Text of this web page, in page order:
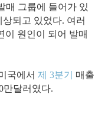
매 그룹에 들어가 있
되고 있었다. 여러
이 원인이 되어 발매
국에서 제 3분기
매출
만달러였다.